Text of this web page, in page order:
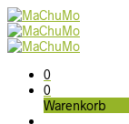
0
0
Warenkorb